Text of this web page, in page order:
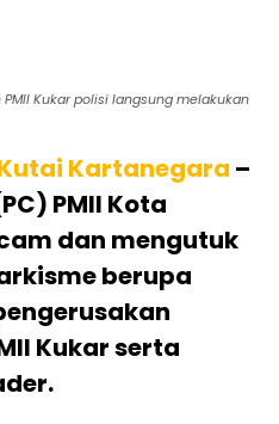
Kukar polisi langsung melakukan
Kartanegara –
PMII Kota
dan mengutuk
berupa
Kukar serta